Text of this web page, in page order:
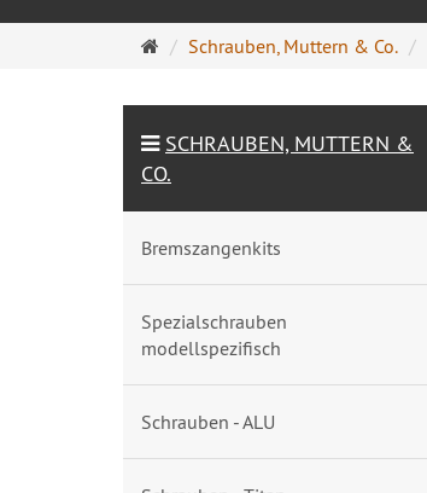
Startseite
Schrauben, Muttern & Co.
SCHRAUBEN, MUTTERN &
CO.
Bremszangenkits
Spezialschrauben
modellspezifisch
Schrauben - ALU